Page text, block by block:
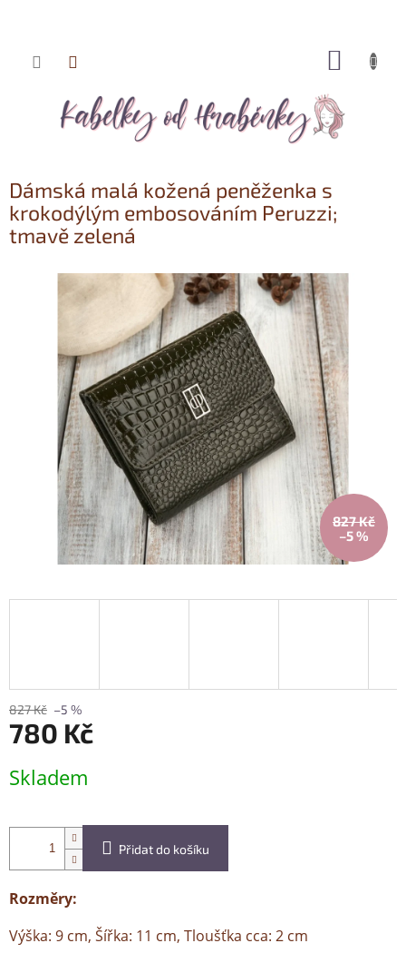
Přejít
Dámská malá kožená peněženka s
krokodýlým embosováním Peruzzi;
tmavě zelená
827 Kč
–5 %
827 Kč –5 %
780 Kč
cena:
Skladem
Přidat do košíku
Rozměry:
Výška: 9 cm, Šířka: 11 cm, Tloušťka cca: 2 cm